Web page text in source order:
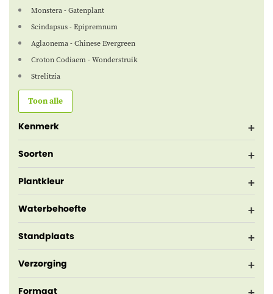
Monstera - Gatenplant
Scindapsus - Epipremnum
Aglaonema - Chinese Evergreen
Croton Codiaem - Wonderstruik
Strelitzia
Toon alle
Kenmerk
Soorten
Plantkleur
Waterbehoefte
Standplaats
Verzorging
Formaat